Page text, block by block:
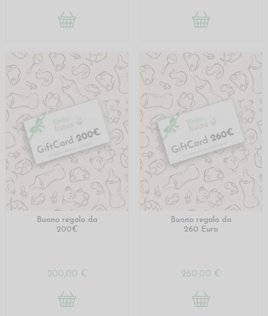
Buono regalo da
200€
200,00 €
Buono regalo da
260 Euro
260,00 €